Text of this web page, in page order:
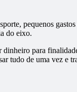
pequenos
do eixo.
para
tudo de uma vez e